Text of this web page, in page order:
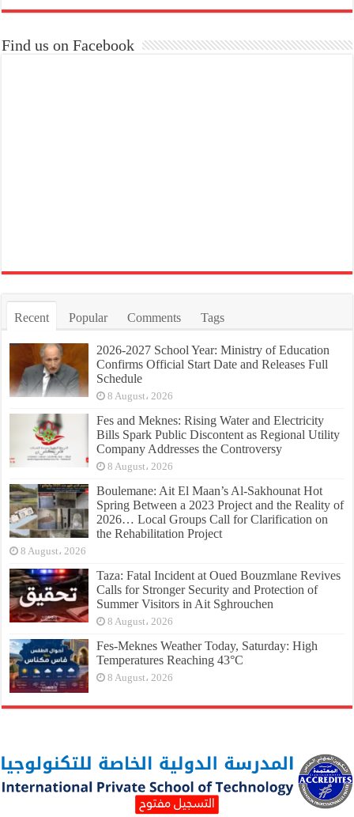
Find us on Facebook
Recent Popular Comments Tags
2026-2027 School Year: Ministry of Education
Confirms Official Start Date and Releases Full
Schedule
8 August، 2026
Fes and Meknes: Rising Water and Electricity
Bills Spark Public Discontent as Regional Utility
Company Addresses the Controversy
8 August، 2026
Boulemane: Ait El Maan’s Al-Sakhounat Hot
Spring Between a 2023 Project and the Reality of
2026… Local Groups Call for Clarification on
the Rehabilitation Project
8 August، 2026
Taza: Fatal Incident at Oued Bouzmlane Revives
Calls for Stronger Security and Protection of
Summer Visitors in Ait Sghrouchen
8 August، 2026
Fes-Meknes Weather Today, Saturday: High
Temperatures Reaching 43°C
8 August، 2026